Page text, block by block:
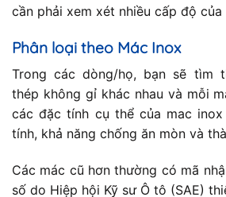
cần phải xem xét nhiều cấp độ của
Phân loại theo Mác Inox
Trong các dòng/họ, bạn sẽ tìm
thép không gỉ khác nhau và mỗi
các đặc tính cụ thể của mac
tính, khả năng chống ăn mòn và
Các mác cũ hơn thường có mã
số do Hiệp hội Kỹ sư Ô tô (SAE)